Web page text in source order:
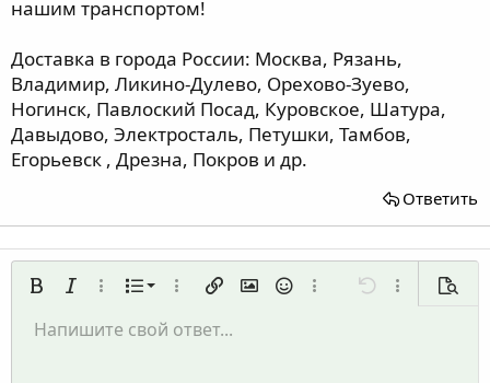
нашим транспортом!
Доставка в города России: Москва, Рязань,
Владимир, Ликино-Дулево, Орехово-Зуево,
Ногинск, Павлоский Посад, Куровское, Шатура,
Давыдово, Электросталь, Петушки, Тамбов,
Егорьевск , Дрезна, Покров и др.
Ответить
ЖирныйКурсивДополнительно...
Список Нумерованный список
Маркированный список
Дополнительно...
Вставить ссылку
Вставить изображение
СмайлыДополнительно...
Отменить
Размер шрифта
9
Цвет текста
Шрифт Arial
Зачёркнутый
Подчёркнутый
Однострочный код
ВыравниваниеПо левому краю
Формат параграфа
Обычный
ЦитатаМедиаВставить таблицу
Вставить горизонтальную линию
Спойлер
Код
Повторить
Переключить режим работы редактора
Удалить форматирование
ЧерновикиСохранить черновик
Напишите свой ответ...